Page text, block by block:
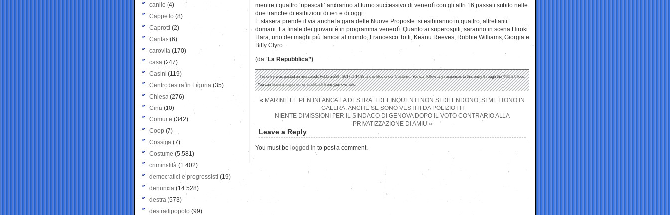
mentre i quattro ‘ripescati’ andranno al turno successivo di venerdì con gli altri 16 passati subito nelle
due tranche di esibizioni di ieri e di oggi.
E stasera prende il via anche la gara delle Nuove Proposte: si esibiranno in quattro, altrettanti
domani. La finale dei giovani è in programma venerdì. Quanto ai superospiti, saranno in scena Hiroki
Hara, uno dei maghi più famosi al mondo, Francesco Totti, Keanu Reeves, Robbie Williams, Giorgia e
Biffy Clyro.
(da “La Repubblica”)
This entry was posted on mercoledì, Febbraio 8th, 2017 at 14:39 and is filed underCostume. You can follow any responses to this entry through theRSS 2.0feed.
You canleave a response, ortrackbackfrom your own site.
« MARINE LE PEN INFANGA LA DESTRA: I DELINQUENTI NON SI DIFENDONO, SI METTONO IN
GALERA, ANCHE SE SONO VESTITI DA POLIZIOTTI
NIENTE DIMISSIONI PER IL SINDACO DI GENOVA DOPO IL VOTO CONTRARIO ALLA
PRIVATIZZAZIONE DI AMIU »
Leave a Reply
You must be logged in to post a comment.
canile (4)
Cappello (8)
Caprotti (2)
Caritas (6)
carovita (170)
casa (247)
Casini (119)
Centrodestra in Liguria (35)
Chiesa (276)
Cina (10)
Comune (342)
Coop (7)
Cossiga (7)
Costume (5.581)
criminalità (1.402)
democratici e progressisti (19)
denuncia (14.528)
destra (573)
destradipopolo (99)